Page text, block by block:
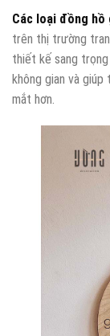
Các loại đồng hồ
trên thị trường
thiết kế sang
không gian và
mắt hơn.